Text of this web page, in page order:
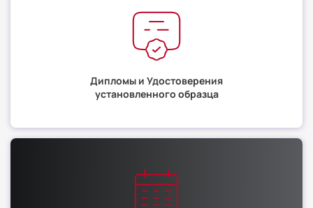
Дипломы и Удостоверения
установленного образца